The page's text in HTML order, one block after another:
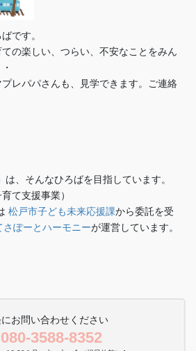
です。
の楽しい、つらい、不安なことをみん
レパパさんも、見学できます。ご連絡
は、そんなひろばを目指しています。
て支援事業）
松戸市子ども未来応援課から委託を受
ぽーとハーモニーが運営しています。
お問い合わせください
080-3588-8352